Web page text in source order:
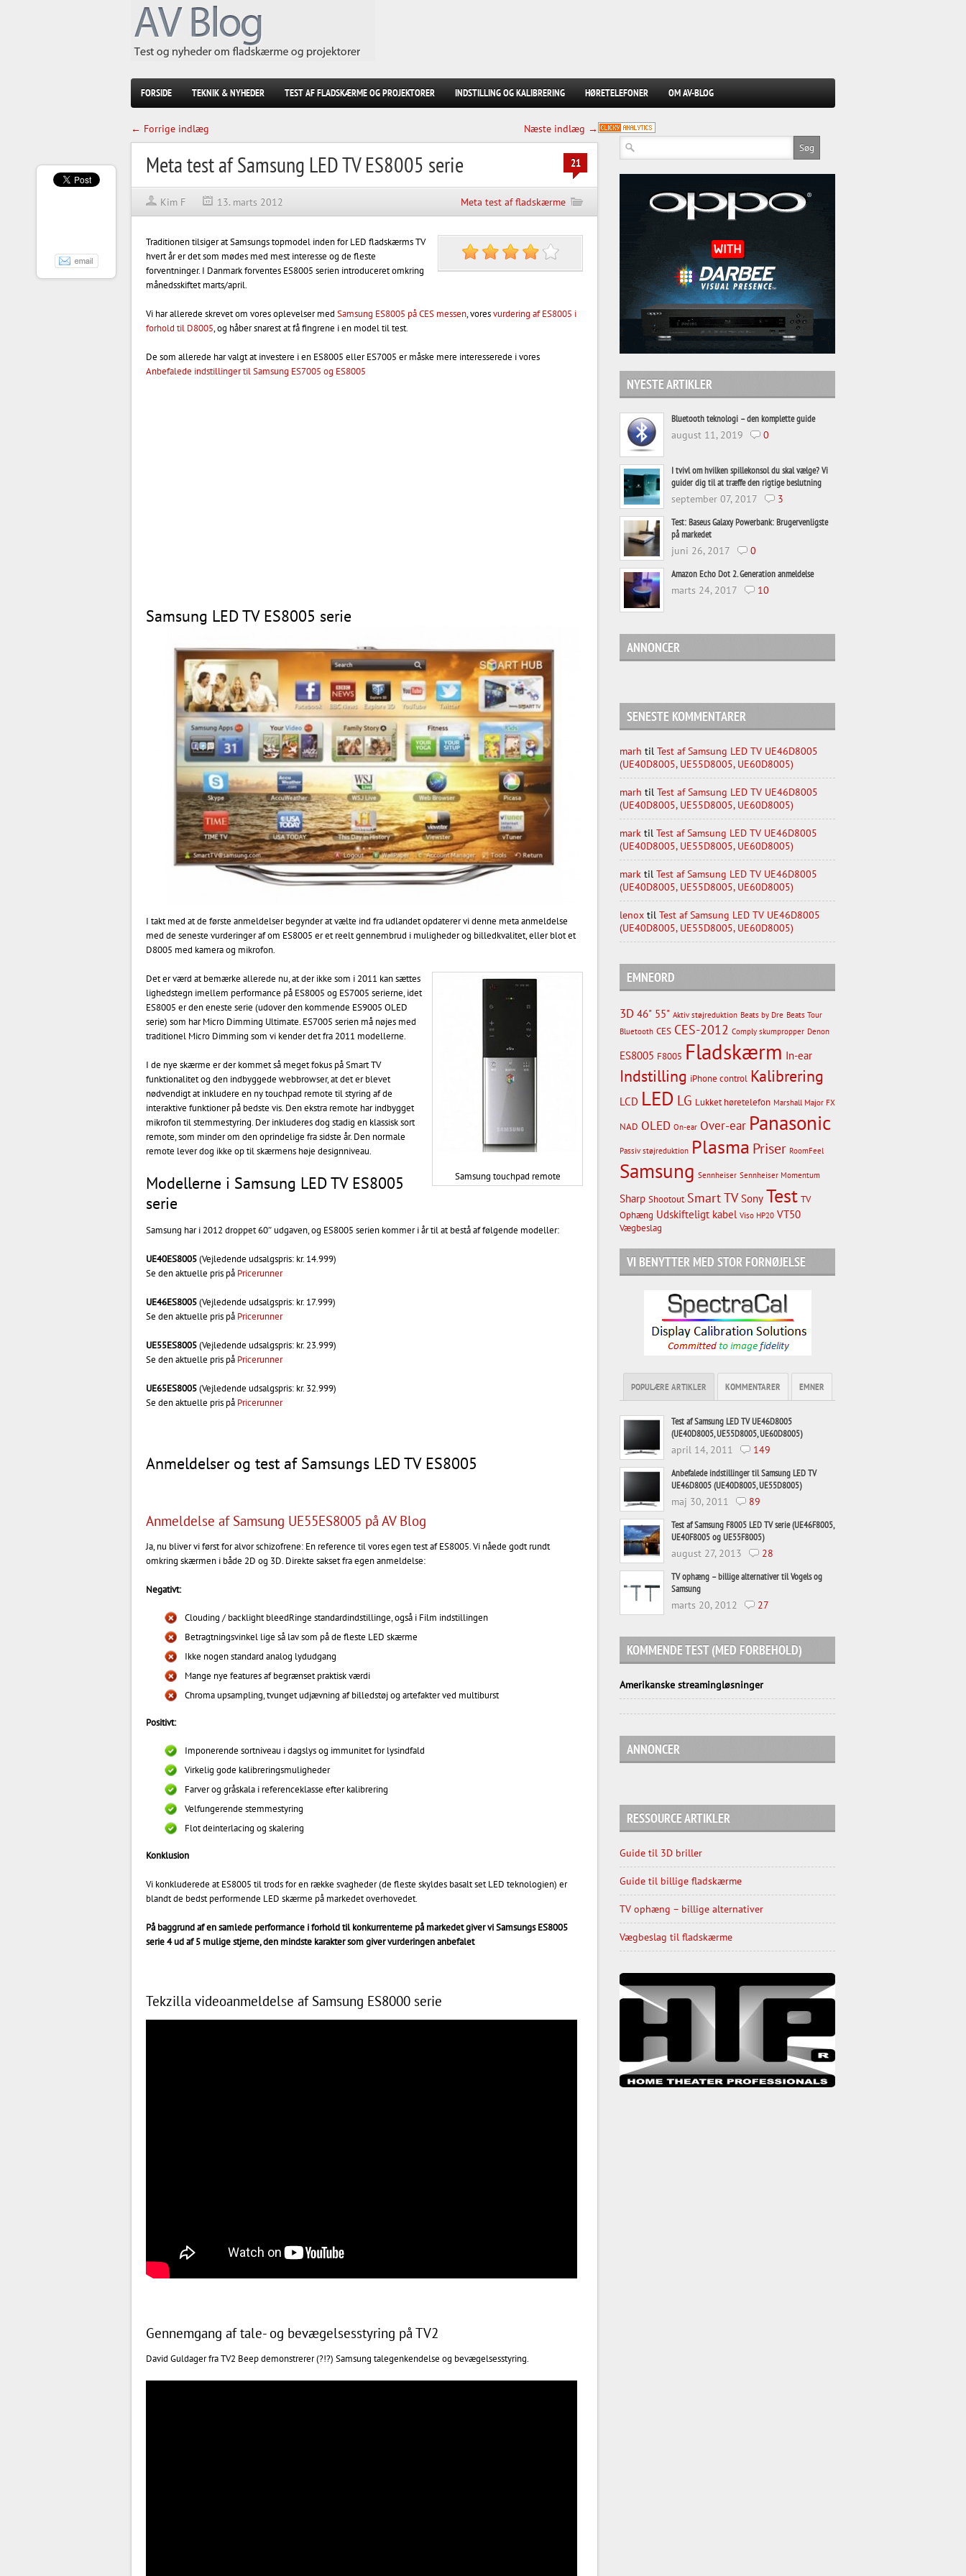
FORSIDE TEKNIK & NYHEDER TEST AF FLADSKÆRME OG PROJEKTORER INDSTILLING OG KALIBRERING HØRETELEFONER OM AV-BLOG
← Forrige indlæg Næste indlæg →
Meta test af Samsung LED TV ES8005 serie 21
Kim F 13. marts 2012 Meta test af fladskærme
Traditionen tilsiger at Samsungs topmodel inden for LED fladskærms TV
hvert år er det som mødes med mest interesse og de fleste
forventninger. I Danmark forventes ES8005 serien introduceret omkring
månedsskiftet marts/april.
Vi har allerede skrevet om vores oplevelser med Samsung ES8005 på CES messen, voresvurdering af ES8005 i
forhold til D8005, og håber snarest at få fingrene i en model til test.
De som allerede har valgt at investere i en ES8005 eller ES7005 er måske mere interesserede i vores
Anbefalede indstillinger til Samsung ES7005 og ES8005
Samsung LED TV ES8005 serie
I takt med at de første anmeldelser begynder at vælte ind fra udlandet opdaterer vi denne meta anmeldelse
med de seneste vurderinger af om ES8005 er et reelt gennembrud i muligheder og billedkvalitet, eller blot et
D8005 med kamera og mikrofon.
Samsung touchpad remote
Det er værd at bemærke allerede nu, at der ikke som i 2011 kan sættes
lighedstegn imellem performance på ES8005 og ES7005 serierne, idet
ES8005 er den eneste serie (udover den kommende ES9005 OLED
serie) som har Micro Dimming Ultimate. ES7005 serien må nøjes med
traditionel Micro Dimming som vi kender det fra 2011 modellerne.
I de nye skærme er der kommet så meget fokus på Smart TV
funktionalitet og den indbyggede webbrowser, at det er blevet
nødvendigt at inkludere en ny touchpad remote til styring af de
interaktive funktioner på bedste vis. Den ekstra remote har indbygget
mikrofon til stemmestyring. Der inkluderes dog stadig en klassisk sort
remote, som minder om den oprindelige fra sidste år. Den normale
remote lever dog ikke op til skærmens høje designniveau.
Modellerne i Samsung LED TV ES8005
serie
Samsung har i 2012 droppet 60″ udgaven, og ES8005 serien kommer i år til at bestå af følgende modeller:
UE40ES8005(Vejledende udsalgspris: kr. 14.999)
Se den aktuelle pris på Pricerunner
UE46ES8005(Vejledende udsalgspris: kr. 17.999)
Se den aktuelle pris på Pricerunner
UE55ES8005(Vejledende udsalgspris: kr. 23.999)
Se den aktuelle pris på Pricerunner
UE65ES8005(Vejledende udsalgspris: kr. 32.999)
Se den aktuelle pris på Pricerunner
Anmeldelser og test af Samsungs LED TV ES8005
Anmeldelse af Samsung UE55ES8005 på AV Blog
Ja, nu bliver vi først for alvor schizofrene: En reference til vores egen test af ES8005. Vi nåede godt rundt
omkring skærmen i både 2D og 3D. Direkte sakset fra egen anmeldelse:
Negativt:
Clouding / backlight bleedRinge standardindstillinge, også i Film indstillingen
Betragtningsvinkel lige så lav som på de fleste LED skærme
Ikke nogen standard analog lydudgang
Mange nye features af begrænset praktisk værdi
Chroma upsampling, tvunget udjævning af billedstøj og artefakter ved multiburst
Positivt:
Imponerende sortniveau i dagslys og immunitet for lysindfald
Virkelig gode kalibreringsmuligheder
Farver og gråskala i referenceklasse efter kalibrering
Velfungerende stemmestyring
Flot deinterlacing og skalering
Konklusion
Vi konkluderede at ES8005 til trods for en række svagheder (de fleste skyldes basalt set LED teknologien) er
blandt de bedst performende LED skærme på markedet overhovedet.
På baggrund af en samlede performance i forhold til konkurrenterne på markedet giver vi Samsungs ES8005
serie 4 ud af 5 mulige stjerne, den mindste karakter som giver vurderingen anbefalet
Tekzilla videoanmeldelse af Samsung ES8000 serie
Gennemgang af tale- og bevægelsesstyring på TV2
David Guldager fra TV2 Beep demonstrerer (?!?) Samsung talegenkendelse og bevægelsesstyring.
NYESTE ARTIKLER
Bluetooth teknologi – den komplette guide
august 11, 2019 0
I tvivl om hvilken spillekonsol du skal vælge? Vi
guider dig til at træffe den rigtige beslutning
september 07, 2017 3
Test: Baseus Galaxy Powerbank: Brugervenligste
på markedet
juni 26, 2017 0
Amazon Echo Dot 2. Generation anmeldelse
marts 24, 2017 10
ANNONCER
SENESTE KOMMENTARER
marh til Test af Samsung LED TV UE46D8005
(UE40D8005, UE55D8005, UE60D8005)
marh til Test af Samsung LED TV UE46D8005
(UE40D8005, UE55D8005, UE60D8005)
mark til Test af Samsung LED TV UE46D8005
(UE40D8005, UE55D8005, UE60D8005)
mark til Test af Samsung LED TV UE46D8005
(UE40D8005, UE55D8005, UE60D8005)
lenox til Test af Samsung LED TV UE46D8005
(UE40D8005, UE55D8005, UE60D8005)
EMNEORD
3D 46" 55" Aktiv støjreduktion Beats by Dre Beats Tour
Bluetooth CES CES-2012 Comply skumpropper Denon
ES8005 F8005 Fladskærm In-ear
Indstilling iPhone control Kalibrering
LCD LED LG Lukket høretelefon Marshall Major FX
NAD OLED On-ear Over-ear Panasonic
Passiv støjreduktion Plasma Priser RoomFeel
Samsung Sennheiser Sennheiser Momentum
Sharp Shootout Smart TV Sony Test TV
Ophæng Udskifteligt kabel Viso HP20 VT50
Vægbeslag
VI BENYTTER MED STOR FORNØJELSE
POPULÆRE ARTIKLER KOMMENTARER EMNER
Test af Samsung LED TV UE46D8005
(UE40D8005, UE55D8005, UE60D8005)
april 14, 2011 149
Anbefalede indstillinger til Samsung LED TV
UE46D8005 (UE40D8005, UE55D8005)
maj 30, 2011 89
Test af Samsung F8005 LED TV serie (UE46F8005,
UE40F8005 og UE55F8005)
august 27, 2013 28
TV ophæng – billige alternativer til Vogels og
Samsung
marts 20, 2012 27
KOMMENDE TEST (MED FORBEHOLD)
Amerikanske streamingløsninger
ANNONCER
RESSOURCE ARTIKLER
Guide til 3D briller
Guide til billige fladskærme
TV ophæng – billige alternativer
Vægbeslag til fladskærme